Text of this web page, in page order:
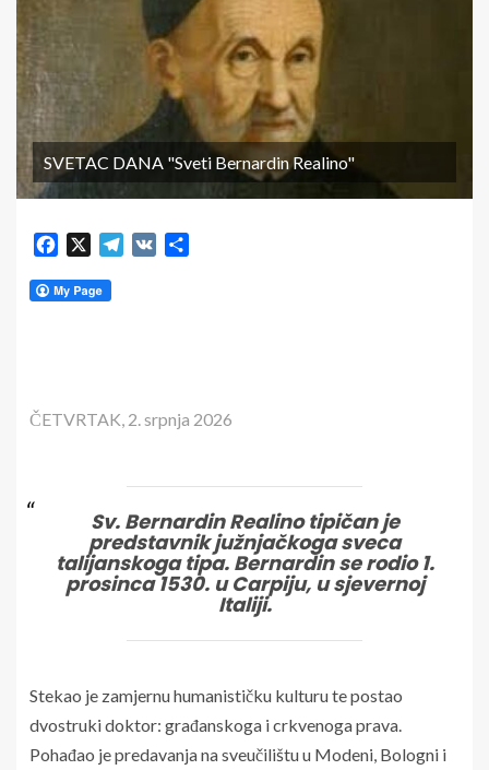
SVETAC DANA "Sveti Bernardin Realino"
Facebook Telegram
VK
ČETVRTAK, 2. srpnja 2026
Sv. Bernardin Realino tipičan je
predstavnik južnjačkoga sveca
talijanskoga tipa. Bernardin se rodio 1.
prosinca 1530. u Carpiju, u sjevernoj
Italiji.
Stekao je zamjernu humanističku kulturu te postao
dvostruki doktor: građanskoga i crkvenoga prava.
Pohađao je predavanja na sveučilištu u Modeni, Bologni i